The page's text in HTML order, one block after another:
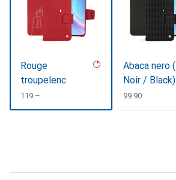
Rouge
troupelenc
CHF
119.–
Abaca nero (
Noir / Black)
CHF
99.90